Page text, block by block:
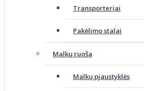
Transporteriai
Pakėlimo stalai
Malkų ruoša
Malkų pjaustyklės